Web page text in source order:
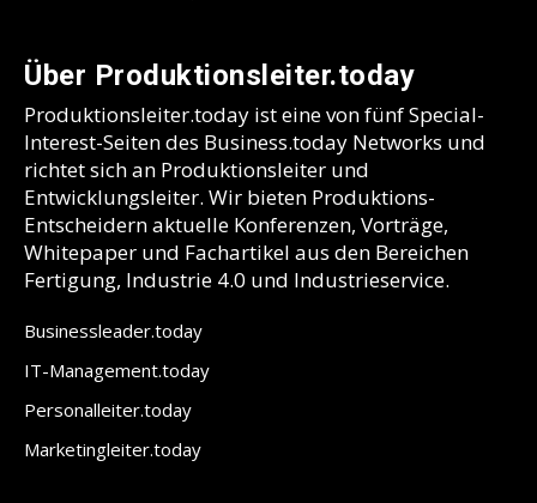
Über Produktionsleiter.today
Produktionsleiter.today ist eine von fünf Special-
Interest-Seiten des Business.today Networks und
richtet sich an Produktionsleiter und
Entwicklungsleiter. Wir bieten Produktions-
Entscheidern aktuelle Konferenzen, Vorträge,
Whitepaper und Fachartikel aus den Bereichen
Fertigung, Industrie 4.0 und Industrieservice.
Businessleader.today
IT-Management.today
Personalleiter.today
Marketingleiter.today